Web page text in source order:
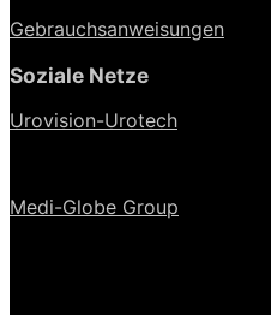
Gebrauchsanweisungen
Soziale Netze
Urovision-Urotech
Medi-Globe Group